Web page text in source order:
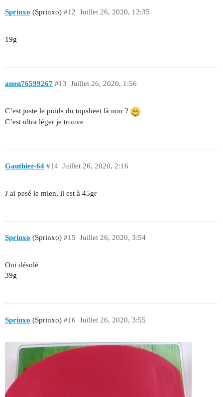
Sprinxo (Sprinxo) Juillet 26, 2020, 12:35
#12
19g
anon76599267 Juillet 26, 2020, 1:56
#13
C’est juste le poids du topsheet là non ?
C’est ultra léger je trouve
Gauthier-64 Juillet 26, 2020, 2:16
#14
J ai pesé le mien, il est à 45gr
Sprinxo (Sprinxo) Juillet 26, 2020, 3:54
#15
Oui désolé
39g
Sprinxo (Sprinxo) Juillet 26, 2020, 3:55
#16